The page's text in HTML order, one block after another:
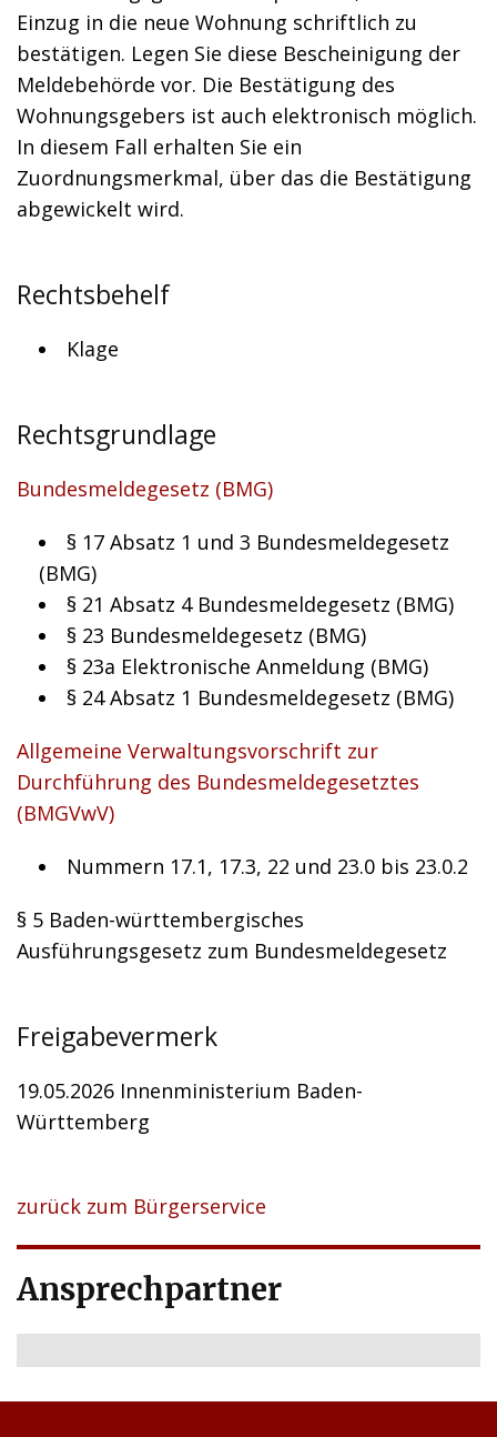
Einzug in die neue Wohnung schriftlich zu
bestätigen. Legen Sie diese Bescheinigung der
Meldebehörde vor. Die Bestätigung des
Wohnungsgebers ist auch elektronisch möglich.
In diesem Fall erhalten Sie ein
Zuordnungsmerkmal, über das die Bestätigung
abgewickelt wird.
Rechtsbehelf
Klage
Rechtsgrundlage
Bundesmeldegesetz (BMG)
§ 17 Absatz 1 und 3 Bundesmeldegesetz
(BMG)
§ 21 Absatz 4 Bundesmeldegesetz (BMG)
§ 23 Bundesmeldegesetz (BMG)
§ 23a Elektronische Anmeldung (BMG)
§ 24 Absatz 1 Bundesmeldegesetz (BMG)
Allgemeine Verwaltungsvorschrift zur
Durchführung des Bundesmeldegesetztes
(BMGVwV)
Nummern 17.1, 17.3, 22 und 23.0 bis 23.0.2
§ 5 Baden-württembergisches
Ausführungsgesetz zum Bundesmeldegesetz
Freigabevermerk
19.05.2026 Innenministerium Baden-
Württemberg
zurück zum Bürgerservice
Ansprechpartner